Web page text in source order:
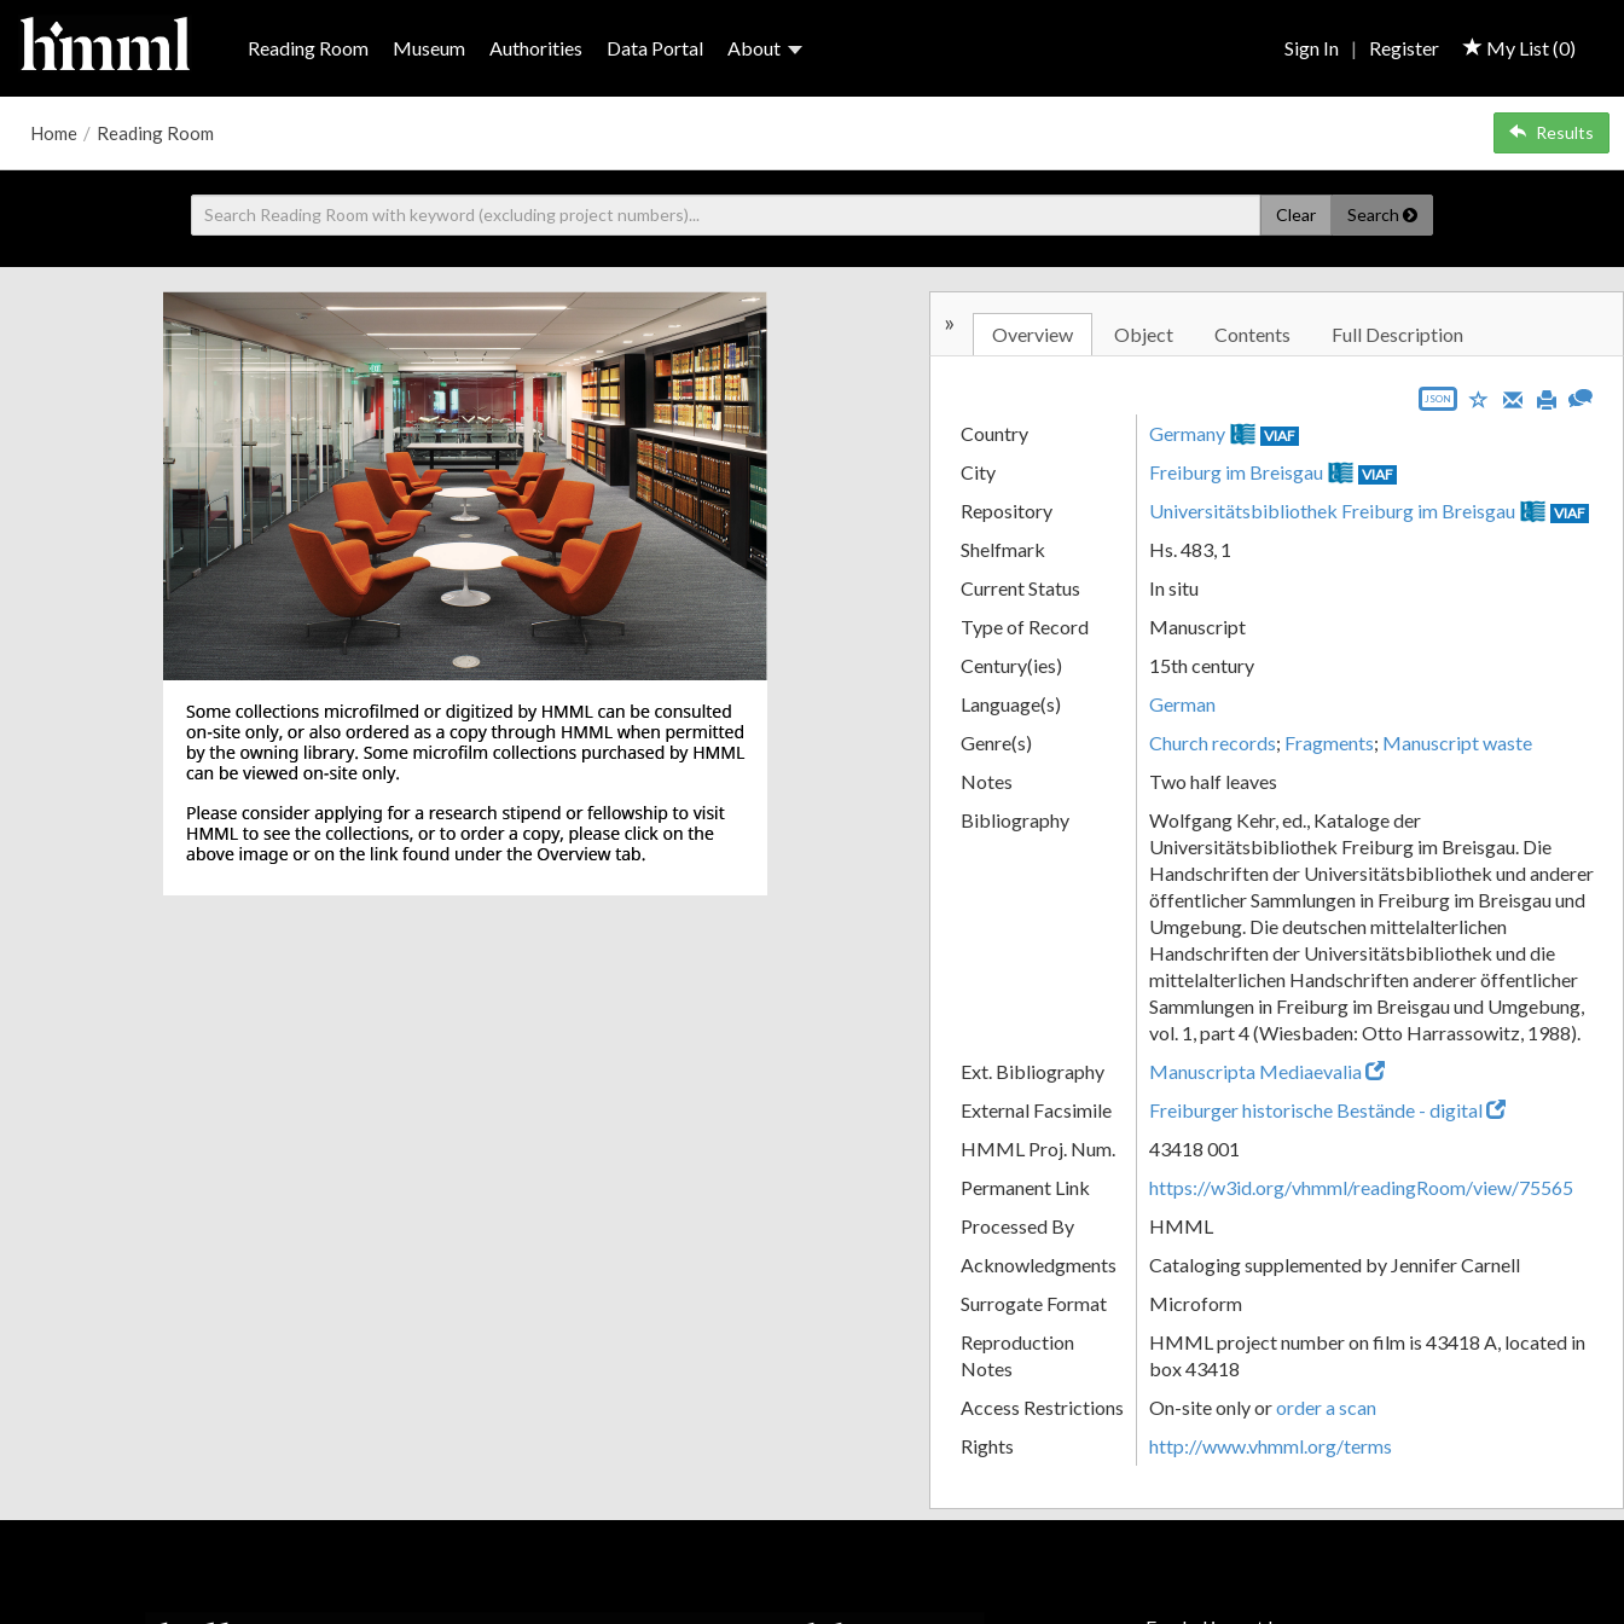
Reading Room Museum Authorities Data Portal About My List (0)
Sign In | Register
Home / Reading Room Results
Clear Search
» Overview Object Contents Full Description
JSON
Country Germany VIAF
City Freiburg im Breisgau VIAF
Repository Universitätsbibliothek Freiburg im Breisgau VIAF
Shelfmark
Hs. 483, 1
Current Status
In situ
Type of Record
Manuscript
Century(ies)
15th century
Language(s)
German
Genre(s)
Church records; Fragments; Manuscript waste
Notes
Two half leaves
Bibliography
Wolfgang Kehr, ed., Kataloge der
Universitätsbibliothek Freiburg im Breisgau. Die
Handschriften der Universitätsbibliothek und anderer
öffentlicher Sammlungen in Freiburg im Breisgau und
Umgebung. Die deutschen mittelalterlichen
Handschriften der Universitätsbibliothek und die
mittelalterlichen Handschriften anderer öffentlicher
Sammlungen in Freiburg im Breisgau und Umgebung,
vol. 1, part 4 (Wiesbaden: Otto Harrassowitz, 1988).
Ext. Bibliography
Manuscripta Mediaevalia
External Facsimile
Freiburger historische Bestände - digital
HMML Proj. Num.
43418 001
Permanent Link
https://w3id.org/vhmml/readingRoom/view/75565
Processed By
HMML
Acknowledgments
Cataloging supplemented by Jennifer Carnell
Surrogate Format
Microform
Reproduction
Notes
HMML project number on film is 43418 A, located in
box 43418
Access Restrictions
On-site only ororder a scan
Rights
http://www.vhmml.org/terms